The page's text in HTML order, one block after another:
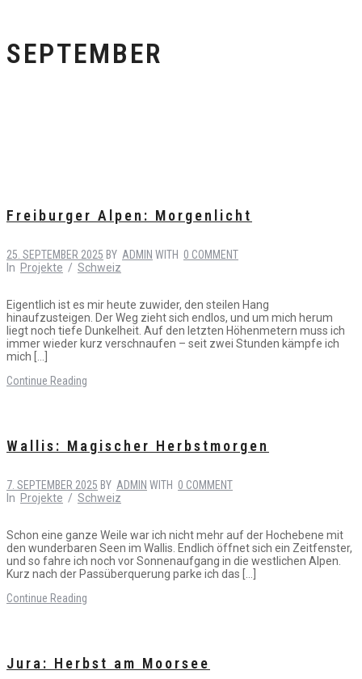
SEPTEMBER
Freiburger Alpen: Morgenlicht
25. SEPTEMBER 2025 BY ADMIN WITH 0 COMMENT
In Projekte / Schweiz
Eigentlich ist es mir heute zuwider, den steilen Hang
hinaufzusteigen. Der Weg zieht sich endlos, und um mich herum
liegt noch tiefe Dunkelheit. Auf den letzten Höhenmetern muss ich
immer wieder kurz verschnaufen – seit zwei Stunden kämpfe ich
mich […]
Continue Reading
Wallis: Magischer Herbstmorgen
7. SEPTEMBER 2025 BY ADMIN WITH 0 COMMENT
In Projekte / Schweiz
Schon eine ganze Weile war ich nicht mehr auf der Hochebene mit
den wunderbaren Seen im Wallis. Endlich öffnet sich ein Zeitfenster,
und so fahre ich noch vor Sonnenaufgang in die westlichen Alpen.
Kurz nach der Passüberquerung parke ich das […]
Continue Reading
Jura: Herbst am Moorsee